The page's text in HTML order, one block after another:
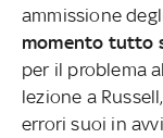
ammissione
momento tutto
per il problema
lezione a
errori suoi in